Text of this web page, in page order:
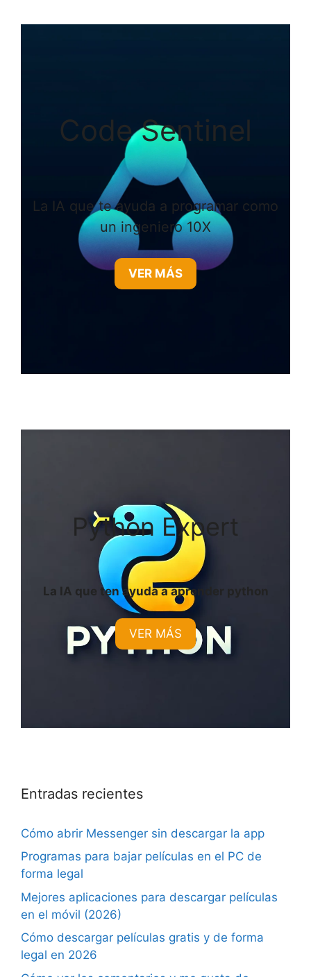
Code Sentinel
La IA que te ayuda a programar como
un ingeniero 10X
VER MÁS
Python Expert
La IA que ten ayuda a aprender python
VER MÁS
Entradas recientes
Cómo abrir Messenger sin descargar la app
Programas para bajar películas en el PC de
forma legal
Mejores aplicaciones para descargar películas
en el móvil (2026)
Cómo descargar películas gratis y de forma
legal en 2026